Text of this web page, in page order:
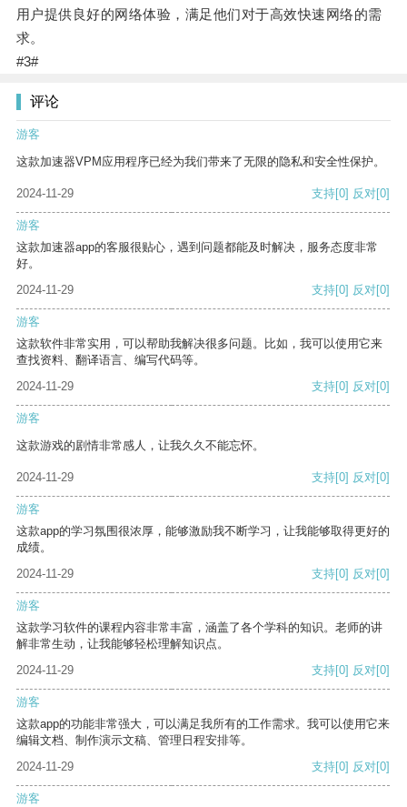
用户提供良好的网络体验，满足他们对于高效快速网络的需
求。
#3#
评论
游客
这款加速器VPM应用程序已经为我们带来了无限的隐私和安全性保护。
2024-11-29 支持[0] 反对[0]
游客
这款加速器app的客服很贴心，遇到问题都能及时解决，服务态度非常
好。
2024-11-29
支持[0] 反对[0]
游客
这款软件非常实用，可以帮助我解决很多问题。比如，我可以使用它来
查找资料、翻译语言、编写代码等。
2024-11-29
支持[0] 反对[0]
游客
这款游戏的剧情非常感人，让我久久不能忘怀。
2024-11-29 支持[0] 反对[0]
游客
这款app的学习氛围很浓厚，能够激励我不断学习，让我能够取得更好的
成绩。
2024-11-29
支持[0] 反对[0]
游客
这款学习软件的课程内容非常丰富，涵盖了各个学科的知识。老师的讲
解非常生动，让我能够轻松理解知识点。
2024-11-29
支持[0] 反对[0]
游客
这款app的功能非常强大，可以满足我所有的工作需求。我可以使用它来
编辑文档、制作演示文稿、管理日程安排等。
2024-11-29
支持[0] 反对[0]
游客